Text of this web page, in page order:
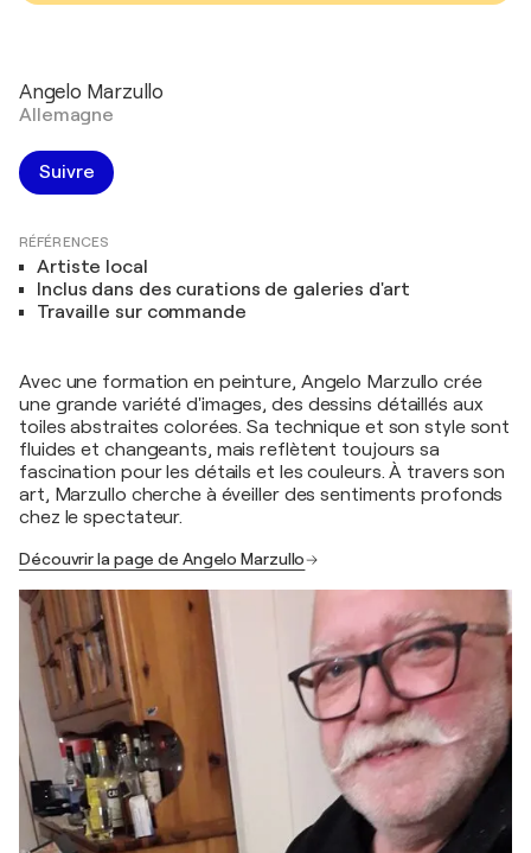
Angelo Marzullo
Allemagne
Suivre
RÉFÉRENCES
Artiste local
Inclus dans des curations de galeries d'art
Travaille sur commande
Avec une formation en peinture, Angelo Marzullo crée
une grande variété d'images, des dessins détaillés aux
toiles abstraites colorées. Sa technique et son style sont
fluides et changeants, mais reflètent toujours sa
fascination pour les détails et les couleurs. À travers son
art, Marzullo cherche à éveiller des sentiments profonds
chez le spectateur.
Découvrir la page de Angelo Marzullo